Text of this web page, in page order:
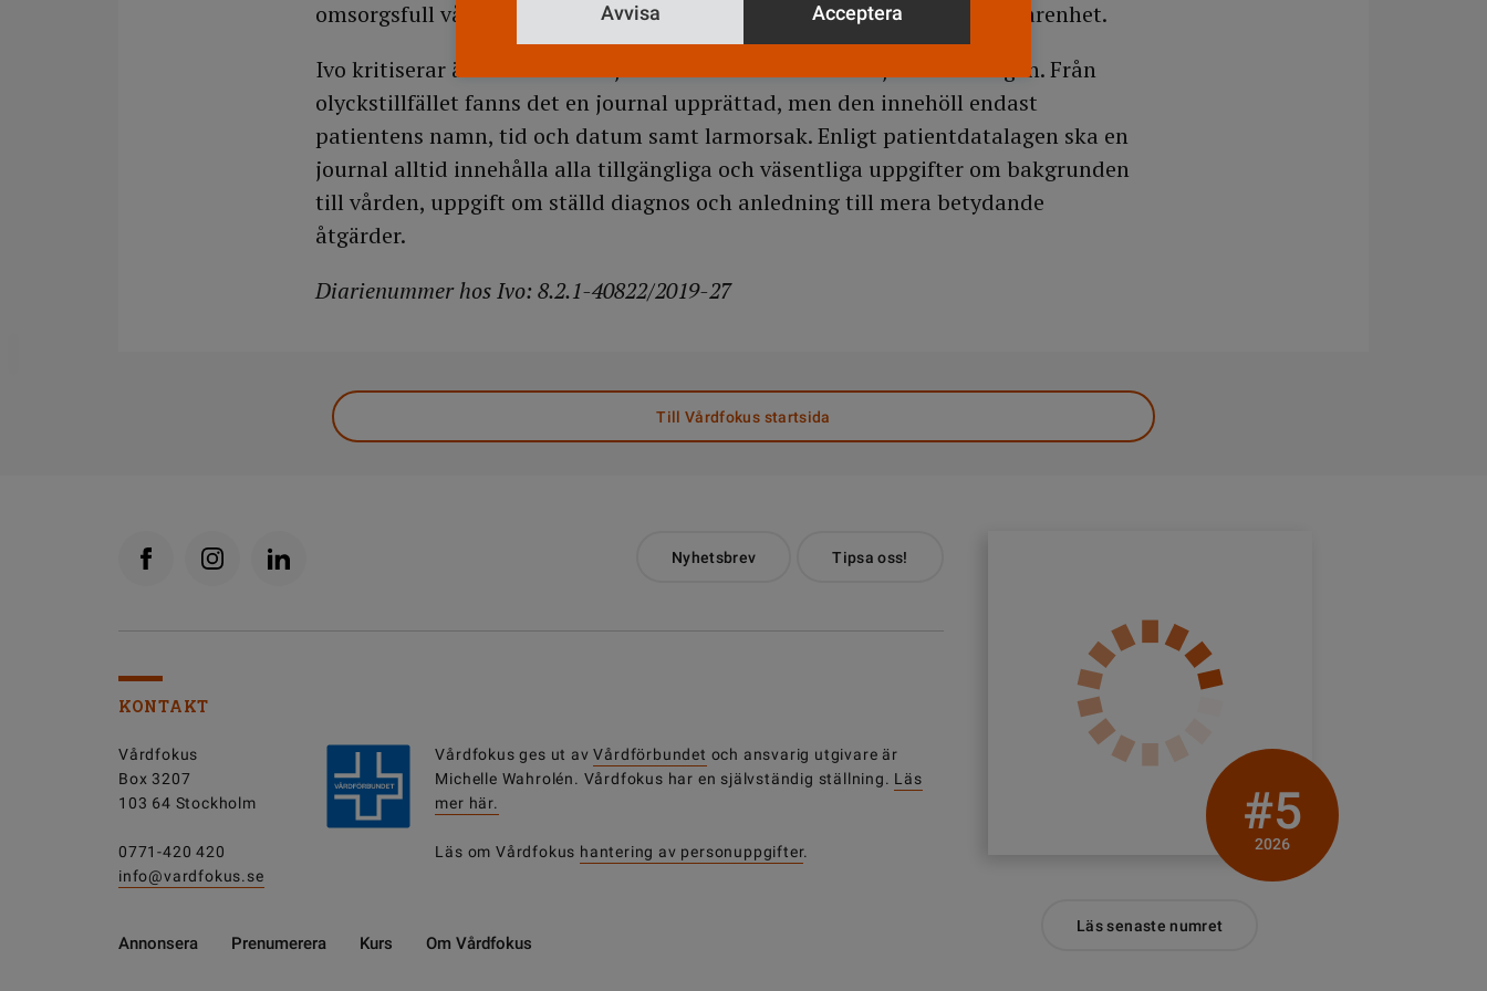
omsorgsfull vård i överensstämmelse med vetenskap och beprövad erfarenhet.
Ivo kritiserar även ambulanssjuksköterskan för brister i journalföringen. Från
olyckstillfället fanns det en journal upprättad, men den innehöll endast
patientens namn, tid och datum samt larmorsak. Enligt patientdatalagen ska en
journal alltid innehålla alla tillgängliga och väsentliga uppgifter om bakgrunden
till vården, uppgift om ställd diagnos och anledning till mera betydande
åtgärder.
Diarienummer hos Ivo: 8.2.1-40822/2019-27
Till Vårdfokus startsida
Nyhetsbrev Tipsa oss!
KONTAKT
Vårdfokus
Box 3207
103 64 Stockholm
0771-420 420
info@vardfokus.se
Vårdfokus ges ut avVårdförbundet och ansvarig utgivare är
Michelle Wahrolén. Vårdfokus har en självständig ställning. Läs
mer här.
Läs om Vårdfokus hantering av personuppgifter.
Annonsera Prenumerera Kurs Om Vårdfokus
#5
2026
Läs senaste numret
Avvisa Acceptera